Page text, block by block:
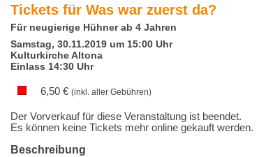
Tickets für Was war zuerst da?
Für neugierige Hühner ab 4 Jahren
Samstag, 30.11.2019 um 15:00 Uhr
Kulturkirche Altona
Einlass 14:30 Uhr
6,50 € (inkl. aller Gebühren)
Der Vorverkauf für diese Veranstaltung ist beendet.
Es können keine Tickets mehr online gekauft werden.
Beschreibung